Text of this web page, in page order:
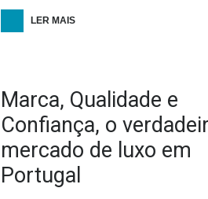
LER MAIS
Marca, Qualidade e
Confiança, o
mercado de luxo em
Portugal